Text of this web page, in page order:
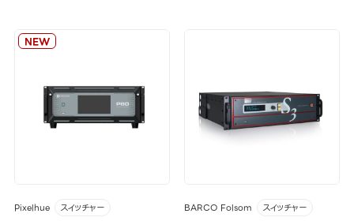
NEW
Pixelhue スイッチャー BARCO Folsom スイッチャー